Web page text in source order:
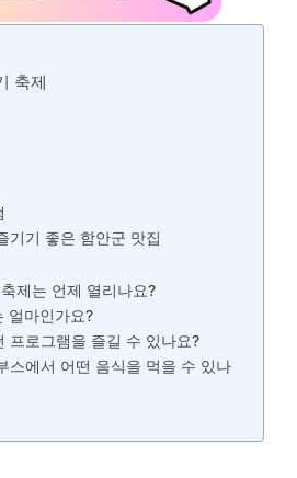
축제
기기 좋은 함안군 맛집
제는 언제 열리나요?
얼마인가요?
프로그램을 즐길 수 있나요?
스에서 어떤 음식을 먹을 수 있나